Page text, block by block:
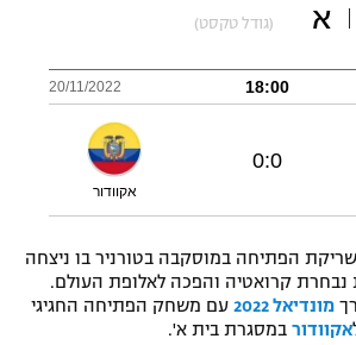
בפרסים
אלקטרה
1 – "מרלן"
א (גודל טקסט)
18:00
20/11/2022
0
:
0
אקוודור
שריקת הפתיחה במוסקבה בטורניר בו ניצחה
צרפת 2:4 את נבחרת קרואטיה והפכה לאלופת העולם.
מונדיאל 2022
עם משחק הפתיחה החגיגי
אקוודור במסגרת בית א'.